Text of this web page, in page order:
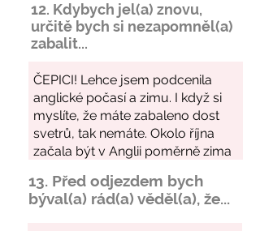
12. Kdybych jel(a) znovu,
určitě bych si nezapomněl(a)
zabalit...
13. Před odjezdem bych
býval(a) rád(a) věděl(a), že...